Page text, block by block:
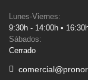
Lunes-Viernes:
9:30h - 14:00h •
Sábados:
Cerrado